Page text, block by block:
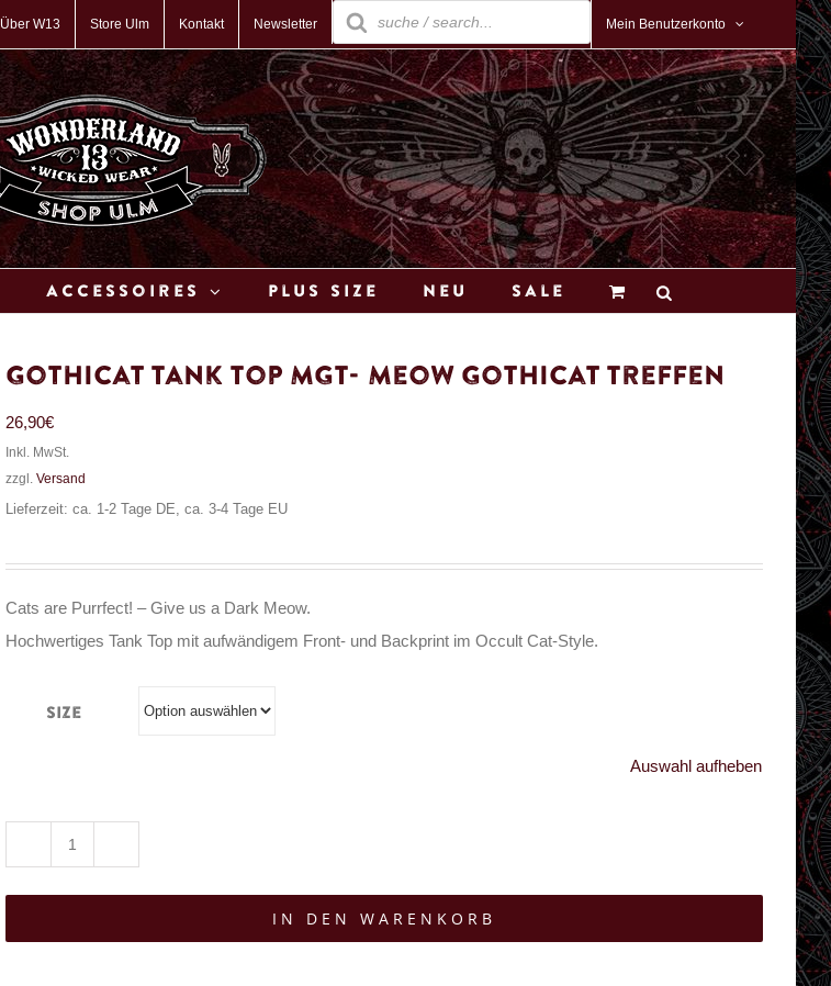
Über W13 Store Ulm Kontakt Newsletter
Products
search
Mein Benutzerkonto
Accessoires Plus Size Neu Sale
Gothicat Tank Top MGT- Meow Gothicat Treffen
26,90€
Inkl. MwSt.
zzgl. Versand
Lieferzeit: ca. 1-2 Tage DE, ca. 3-4 Tage EU
Cats are Purrfect! – Give us a Dark Meow.
Hochwertiges Tank Top mit aufwändigem Front- und Backprint im Occult Cat-Style.
Size
Auswahl aufheben
Tank
IN DEN WARENKORB